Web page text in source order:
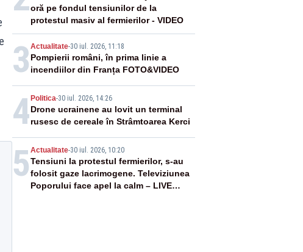
oră pe fondul tensiunilor de la
protestul masiv al fermierilor - VIDEO
3 Actualitate-30 iul. 2026, 11:18
Pompierii români, în prima linie a
incendiilor din Franța FOTO&VIDEO
4Politica-30 iul. 2026, 14:26
Drone ucrainene au lovit un terminal
rusesc de cereale în Strâmtoarea Kerci
5 Actualitate-30 iul. 2026, 10:20
Tensiuni la protestul fermierilor, s-au
folosit gaze lacrimogene. Televiziunea
Poporului face apel la calm – LIVE